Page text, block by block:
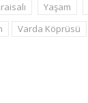
Yaşam
Varda Köprüsü